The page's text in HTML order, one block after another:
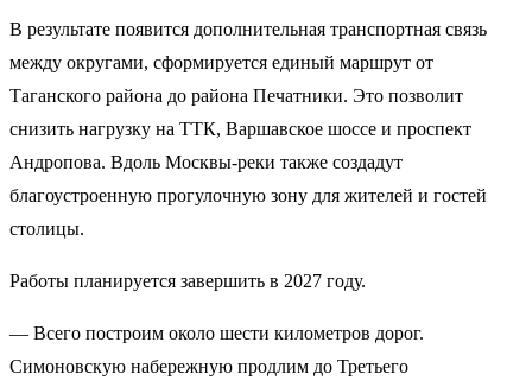
В результате появится дополнительная транспортная связь
между округами, сформируется единый маршрут от
Таганского района до района Печатники. Это позволит
снизить нагрузку на ТТК, Варшавское шоссе и проспект
Андропова. Вдоль Москвы-реки также создадут
благоустроенную прогулочную зону для жителей и гостей
столицы.
Работы планируется завершить в 2027 году.
— Всего построим около шести километров дорог.
Симоновскую набережную продлим до Третьего